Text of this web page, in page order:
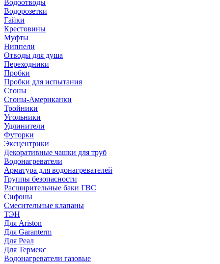
Водоотводы
Водорозетки
Гайки
Крестовины
Муфты
Ниппели
Отводы для душа
Переходники
Пробки
Пробки для испытания
Сгоны
Сгоны-Американки
Тройники
Угольники
Удлинители
Футорки
Эксцентрики
Декоративные чашки для труб
Водонагреватели
Арматура для водонагревателей
Группы безопасности
Расширительные баки ГВС
Сифоны
Смесительные клапаны
ТЭН
Для Ariston
Для Garanterm
Для Реал
Для Термекс
Водонагреватели газовые